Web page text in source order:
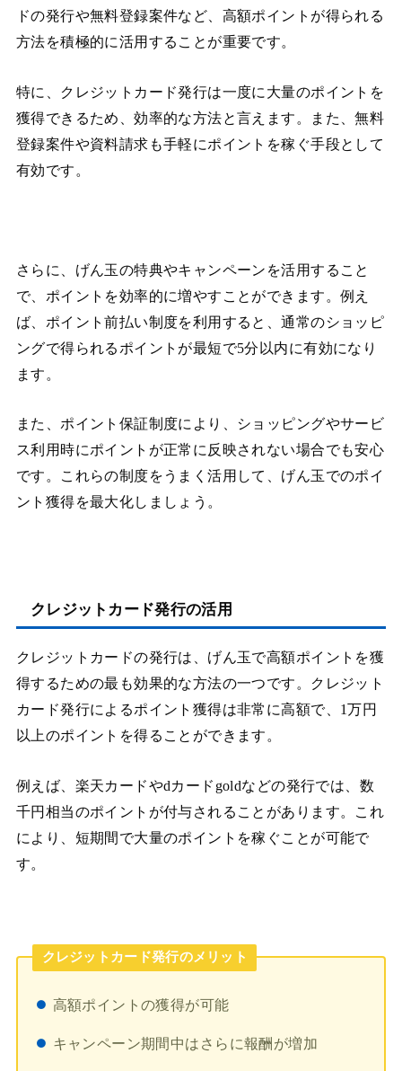
ドの発行や無料登録案件など、高額ポイントが得られる
方法を積極的に活用することが重要です。
特に、クレジットカード発行は一度に大量のポイントを
獲得できるため、効率的な方法と言えます。また、無料
登録案件や資料請求も手軽にポイントを稼ぐ手段として
有効です。
さらに、げん玉の特典やキャンペーンを活用すること
で、ポイントを効率的に増やすことができます。例え
ば、ポイント前払い制度を利用すると、通常のショッピ
ングで得られるポイントが最短で5分以内に有効になり
ます。
また、ポイント保証制度により、ショッピングやサービ
ス利用時にポイントが正常に反映されない場合でも安心
です。これらの制度をうまく活用して、げん玉でのポイ
ント獲得を最大化しましょう。
クレジットカード発行の活用
クレジットカードの発行は、げん玉で高額ポイントを獲
得するための最も効果的な方法の一つです。クレジット
カード発行によるポイント獲得は非常に高額で、1万円
以上のポイントを得ることができます。
例えば、楽天カードやdカードgoldなどの発行では、数
千円相当のポイントが付与されることがあります。これ
により、短期間で大量のポイントを稼ぐことが可能で
す。
クレジットカード発行のメリット
高額ポイントの獲得が可能
キャンペーン期間中はさらに報酬が増加